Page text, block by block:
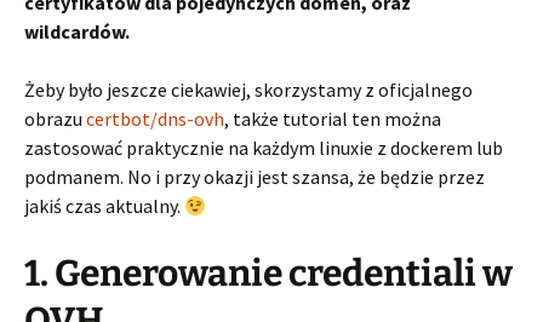
wildcardów.
Żeby było jeszcze ciekawiej, skorzystamy z oficjalnego
obrazu certbot/dns-ovh, także tutorial ten można
zastosować praktycznie na każdym linuxie z dockerem lub
podmanem. No i przy okazji jest szansa, że będzie przez
jakiś czas aktualny.
1. Generowanie credentiali w